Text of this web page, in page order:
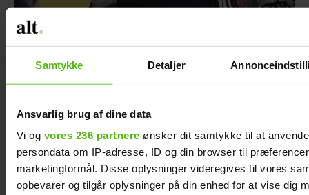
Samtykke Detaljer
Ansvarlig brug af dine data
Vi og vores 236 partnere ønsker dit samtykke til at
persondata om IP-adresse, ID og din browser til
marketingformål. Disse oplysninger videregives til vores
opbevarer og tilgår oplysninger på din enhed for at vise dig
Se videoen: Simon Kvamm overrasker med